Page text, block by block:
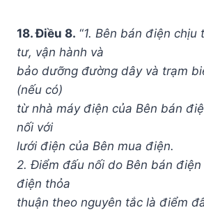
18. Điều 8. “1. Bên bán điện chịu
tư, vận hành và
bảo dưỡng đường dây và trạm
(nếu có)
từ nhà máy điện của Bên bán
nối với
lưới điện của Bên mua điện.
2. Điểm đấu nối do Bên bán điện
điện thỏa
thuận theo nguyên tắc là điểm